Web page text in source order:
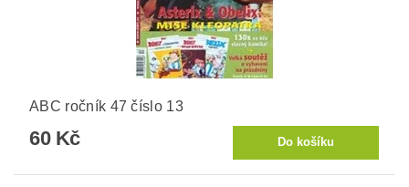
ABC ročník 47 číslo 13
60 Kč